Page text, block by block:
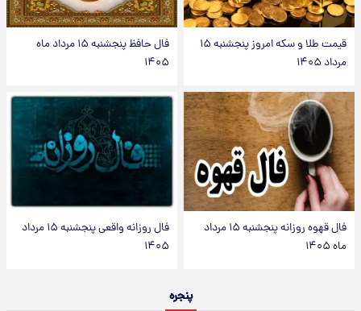
قیمت طلا و سکه امروز پنجشنبه ۱۵
مرداد ۱۴۰۵
فال حافظ پنجشنبه ۱۵ مرداد ماه
۱۴۰۵
فال قهوه روزانه پنجشنبه ۱۵ مرداد
ماه ۱۴۰۵
فال روزانه واقعی پنجشنبه ۱۵ مرداد
۱۴۰۵
پنجره